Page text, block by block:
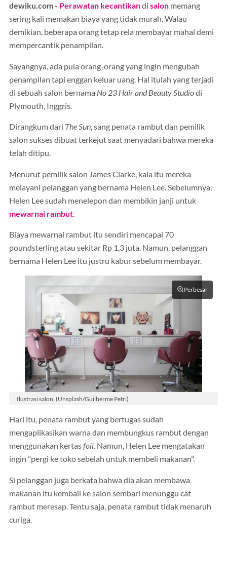
dewiku.com - Perawatan kecantikandi salon memang
sering kali memakan biaya yang tidak murah. Walau
demikian, beberapa orang tetap rela membayar mahal demi
mempercantik penampilan.
Sayangnya, ada pula orang-orang yang ingin mengubah
penampilan tapi enggan keluar uang. Hal itulah yang terjadi
di sebuah salon bernama No 23 Hair and Beauty Studiodi
Plymouth, Inggris.
Dirangkum dari The Sun, sang penata rambut dan pemilik
salon sukses dibuat terkejut saat menyadari bahwa mereka
telah ditipu.
Menurut pemilik salon James Clarke, kala itu mereka
melayani pelanggan yang bernama Helen Lee. Sebelumnya,
Helen Lee sudah menelepon dan membikin janji untuk
mewarnai rambut.
Biaya mewarnai rambut itu sendiri mencapai 70
poundsterling atau sekitar Rp 1,3 juta. Namun, pelanggan
bernama Helen Lee itu justru kabur sebelum membayar.
Perbesar
Ilustrasi salon. (Unsplash/Guilherme Petri)
Hari itu, penata rambut yang bertugas sudah
mengaplikasikan warna dan membungkus rambut dengan
menggunakan kertasfoil. Namun, Helen Lee mengatakan
ingin "pergi ke toko sebelah untuk membeli makanan".
Si pelanggan juga berkata bahwa dia akan membawa
makanan itu kembali ke salon sembari menunggu cat
rambut meresap. Tentu saja, penata rambut tidak menaruh
curiga.